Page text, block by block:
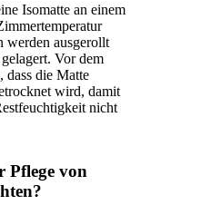
Isomatte an einem
werden ausgerollt
Vor dem
dass die Matte
wird, damit
nicht
Pflege von